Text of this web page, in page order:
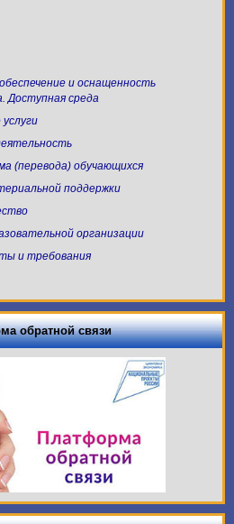
и оснащенность
Доступная среда
(перевода) обучающихся
поддержки
организации
и требования
обратной связи